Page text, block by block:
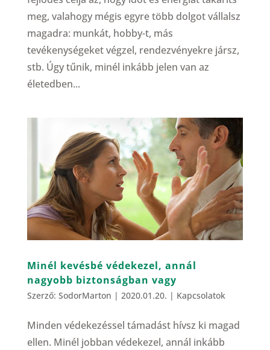
meg, valahogy mégis egyre több dolgot vállalsz
magadra: munkát, hobby-t, más
tevékenységeket végzel, rendezvényekre jársz,
stb. Úgy tűnik, minél inkább jelen van az
életedben...
Minél kevésbé védekezel, annál
nagyobb biztonságban vagy
Szerző: SodorMarton | 2020.01.20. | Kapcsolatok
Minden védekezéssel támadást hívsz ki magad
ellen. Minél jobban védekezel, annál inkább